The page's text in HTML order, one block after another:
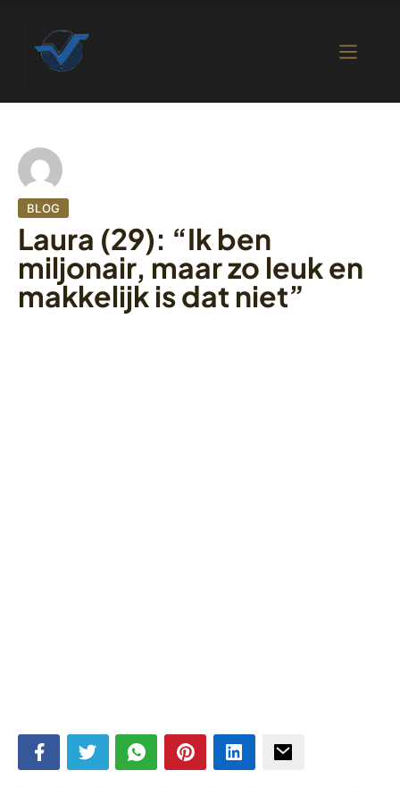
BLOG
Laura (29): “Ik ben
miljonair, maar zo leuk en
makkelijk is dat niet”